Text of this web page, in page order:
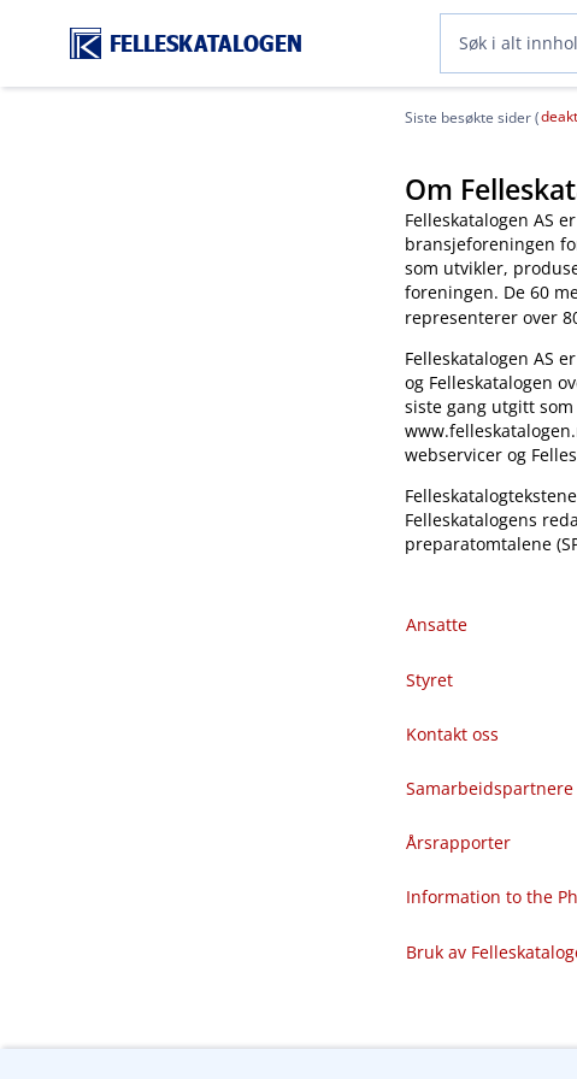
FELLESKATALOGEN
Siste besøkte sider (
Om
Felleskatalogen AS
bransjeforeningen
som utvikler,
foreningen. De 60
representerer over
Felleskatalogen AS
og Felleskatalogen
siste gang utgitt
webservicer og
Felleskatalogens
preparatomtalene
Ansatte
Styret
Kontakt oss
Samarbeidspartnere
Årsrapporter
Information to the
Bruk av